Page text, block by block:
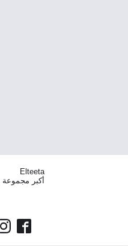
Elteeta
أكبر مجموعة